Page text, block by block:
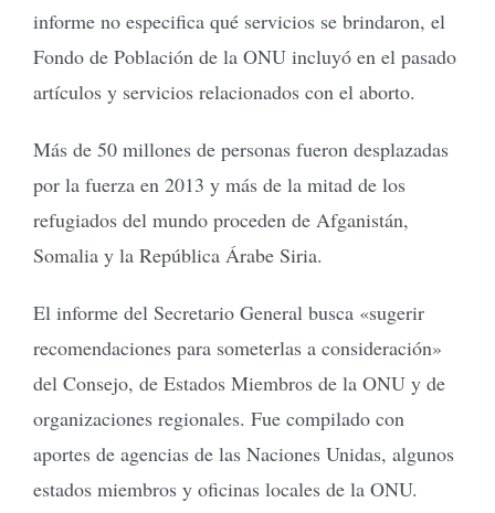
informe no especifica qué servicios se brindaron, el
Fondo de Población de la ONU incluyó en el pasado
artículos y servicios relacionados con el aborto.
Más de 50 millones de personas fueron desplazadas
por la fuerza en 2013 y más de la mitad de los
refugiados del mundo proceden de Afganistán,
Somalia y la República Árabe Siria.
El informe del Secretario General busca «sugerir
recomendaciones para someterlas a consideración»
del Consejo, de Estados Miembros de la ONU y de
organizaciones regionales. Fue compilado con
aportes de agencias de las Naciones Unidas, algunos
estados miembros y oficinas locales de la ONU.